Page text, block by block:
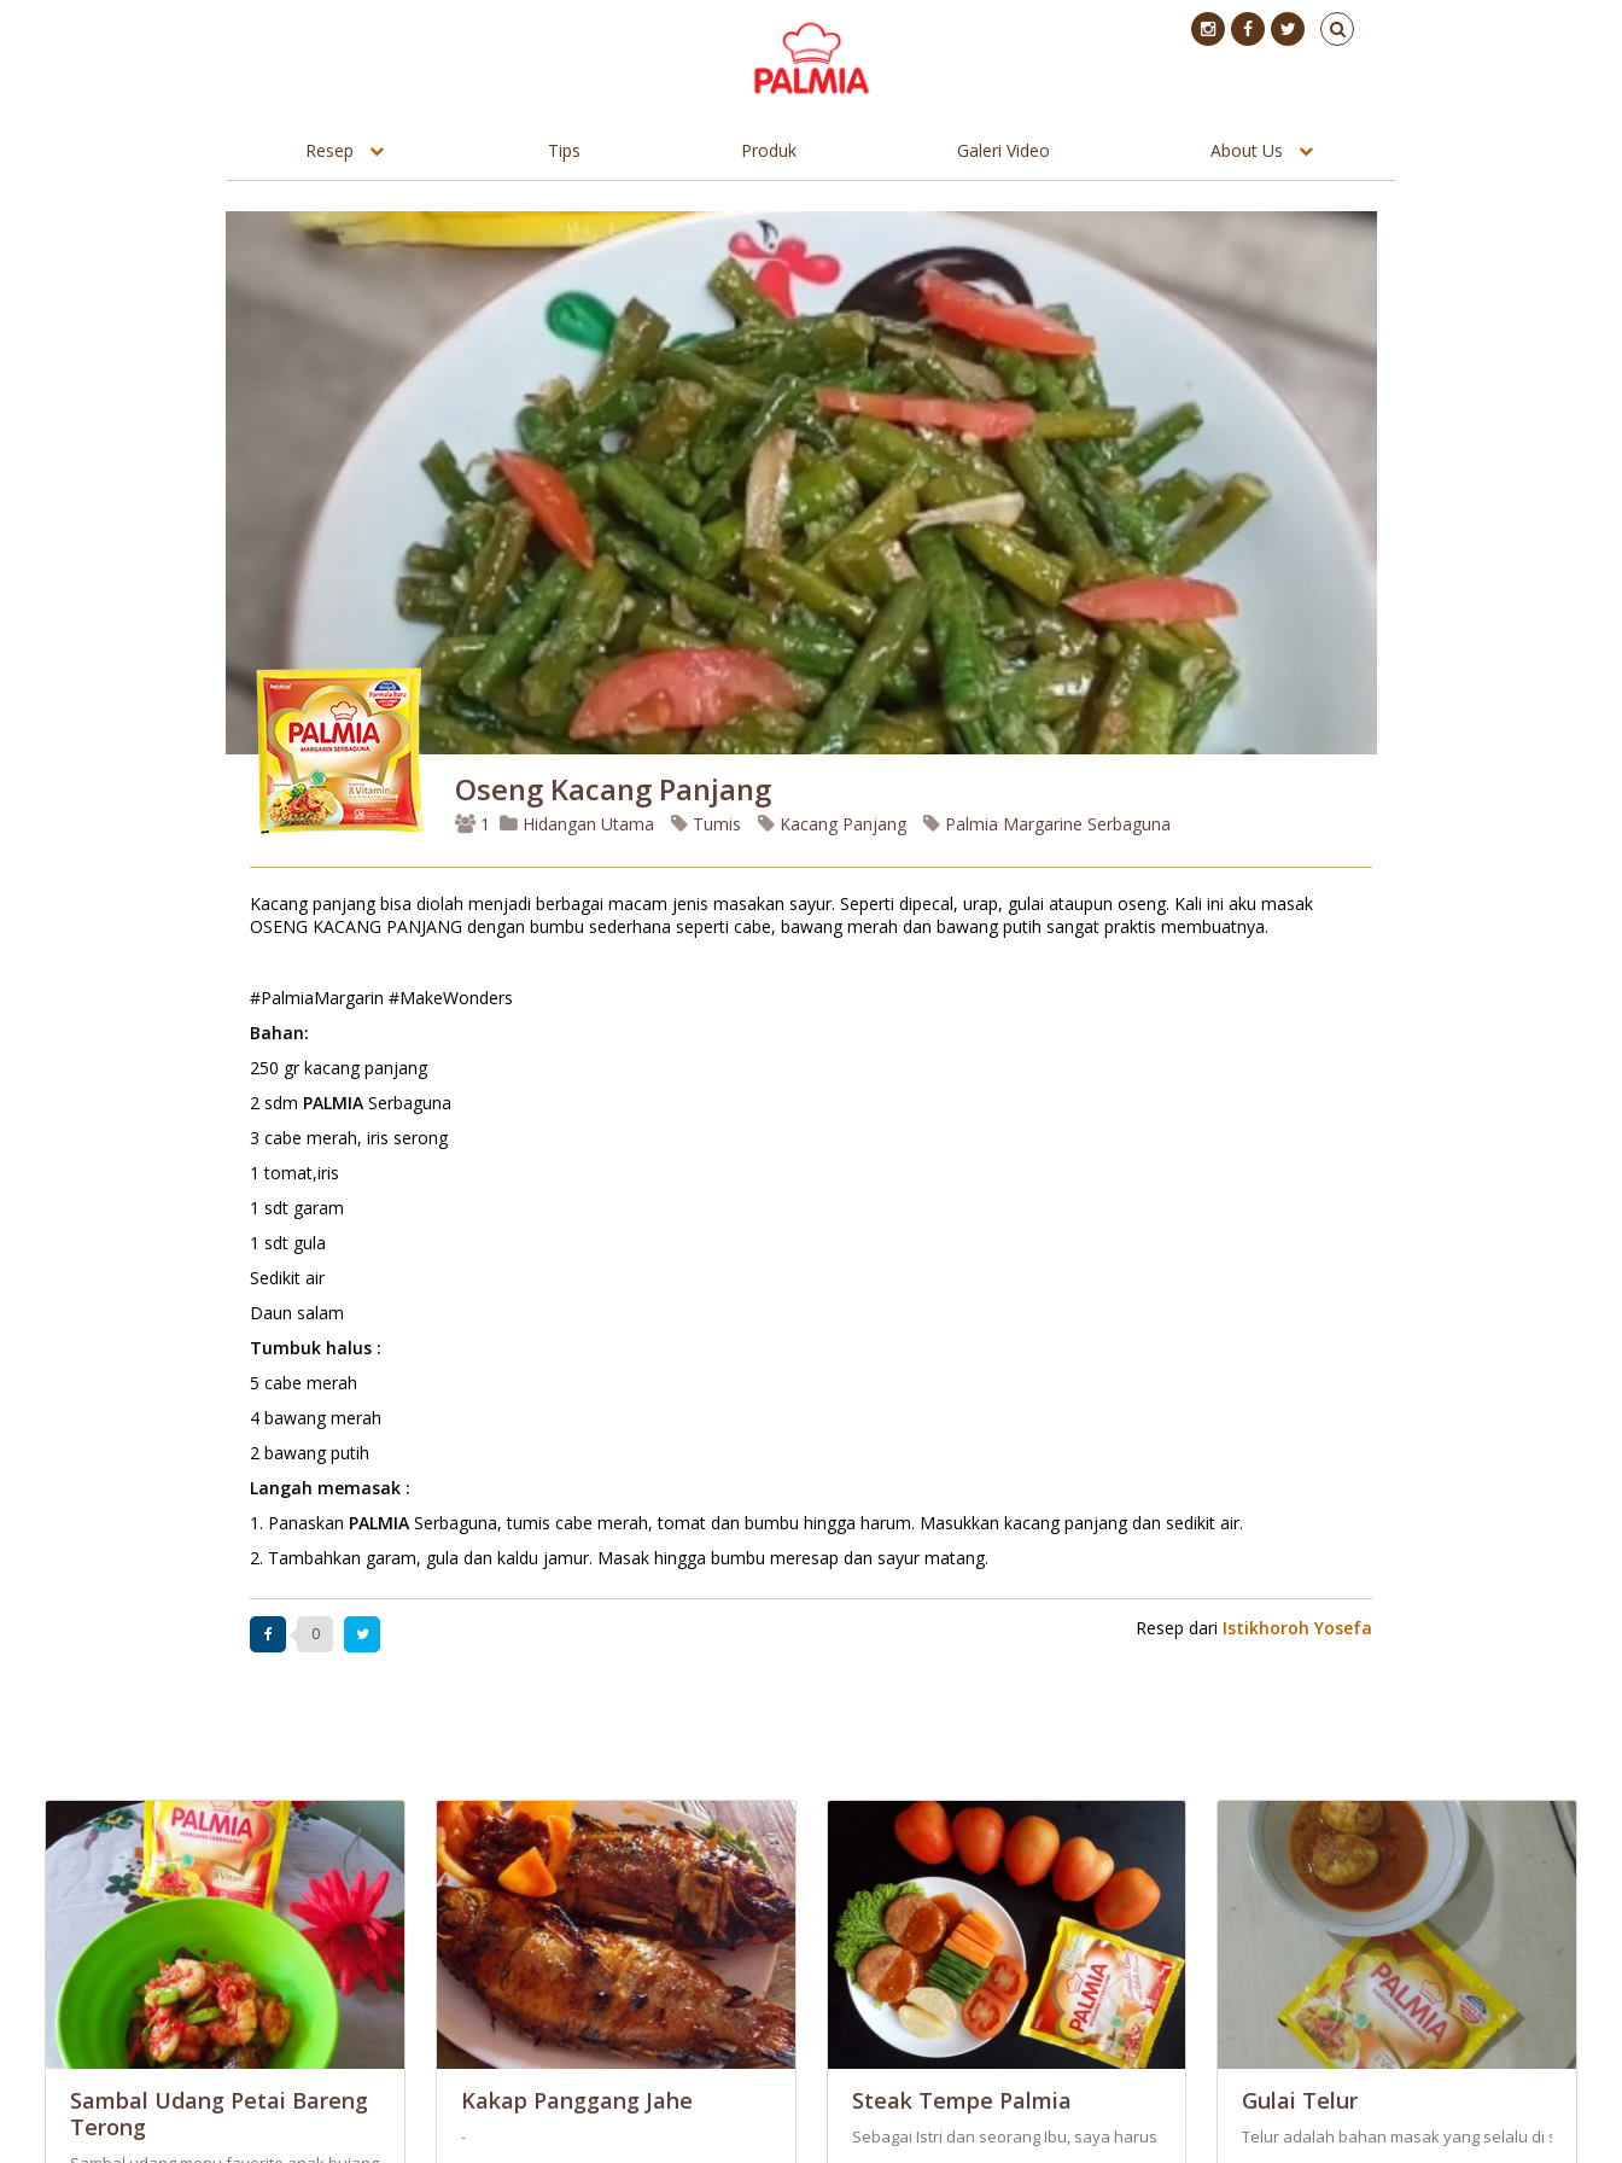
Resep Tips Produk Galeri Video About Us
Oseng Kacang Panjang
1 Hidangan Utama Tumis Kacang Panjang Palmia Margarine Serbaguna
Kacang panjang bisa diolah menjadi berbagai macam jenis masakan sayur. Seperti dipecal, urap, gulai ataupun oseng. Kali ini aku masak
OSENG KACANG PANJANG dengan bumbu sederhana seperti cabe, bawang merah dan bawang putih sangat praktis membuatnya.
#PalmiaMargarin #MakeWonders
Bahan:
250 gr kacang panjang
2 sdm PALMIA Serbaguna
3 cabe merah, iris serong
1 tomat,iris
1 sdt garam
1 sdt gula
Sedikit air
Daun salam
Tumbuk halus :
5 cabe merah
4 bawang merah
2 bawang putih
Langah memasak :
1. Panaskan PALMIA Serbaguna, tumis cabe merah, tomat dan bumbu hingga harum. Masukkan kacang panjang dan sedikit air.
2. Tambahkan garam, gula dan kaldu jamur. Masak hingga bumbu meresap dan sayur matang.
0 Resep dari Istikhoroh Yosefa
Sambal Udang Petai Bareng
Terong
Kakap Panggang Jahe
-
Steak Tempe Palmia
Sebagai Istri dan seorang Ibu, saya harus pintar dalam segala hal, terutama dalam hal memasak
Gulai Telur
Telur adalah bahan masak yang selalu di senangi